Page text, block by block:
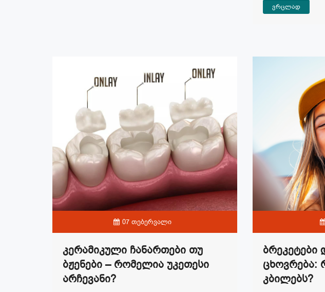
ვრცლად
07 თებერვალი
Კერამიკული Ჩანართები Თუ
Ბჟენები – Რომელია Უკეთესი
Არჩევანი?
Კბილებს?